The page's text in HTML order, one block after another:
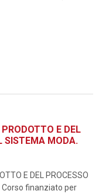
E DEL
SISTEMA MODA.
E DEL PROCESSO
Corso finanziato per